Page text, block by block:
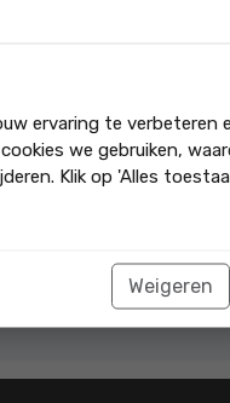
en het contact met
dat de begeleiding
ervaring te verbeteren
we gebruiken,
Klik op 'Alles
Weigeren